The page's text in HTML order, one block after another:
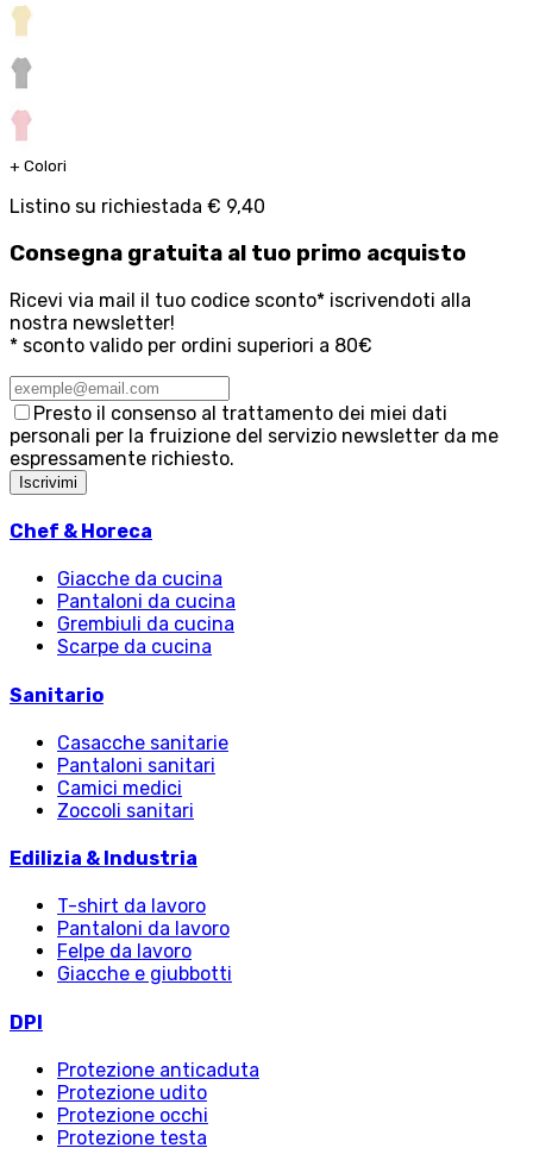
+ Colori
Listino su richiestada € 9,40
Consegna gratuita al tuo primo acquisto
Ricevi via mail il tuo codice sconto* iscrivendoti alla
nostra newsletter!
* sconto valido per ordini superiori a 80€
Presto il consenso al trattamento dei miei dati
personali per la fruizione del servizio newsletter da me
espressamente richiesto.
Iscrivimi
Chef & Horeca
Giacche da cucina
Pantaloni da cucina
Grembiuli da cucina
Scarpe da cucina
Sanitario
Casacche sanitarie
Pantaloni sanitari
Camici medici
Zoccoli sanitari
Edilizia & Industria
T-shirt da lavoro
Pantaloni da lavoro
Felpe da lavoro
Giacche e giubbotti
DPI
Protezione anticaduta
Protezione udito
Protezione occhi
Protezione testa